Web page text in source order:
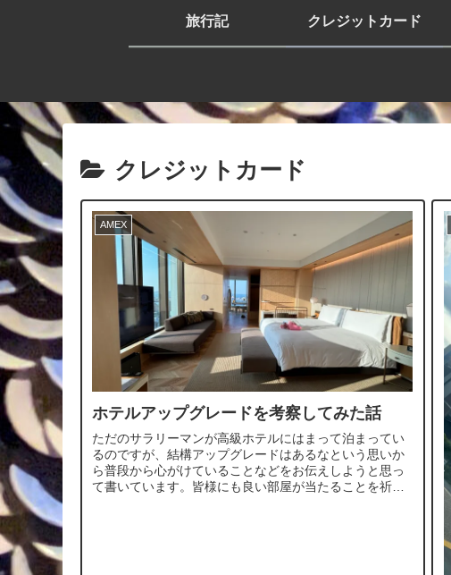
旅行記 クレジットカード
クレジットカード
AMEX
ホテルアップグレードを考察してみた話
ただのサラリーマンが高級ホテルにはまって泊まってい
るのですが、結構アップグレードはあるなという思いか
ら普段から心がけていることなどをお伝えしようと思っ
て書いています。皆様にも良い部屋が当たることを祈っ